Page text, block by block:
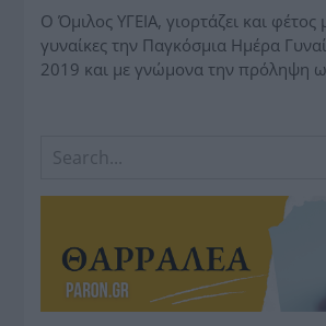
Ο Όμιλος ΥΓΕΙΑ, γιορτάζει και φέτος
γυναίκες την Παγκόσμια Ημέρα
2019 και με γνώμονα την πρόληψη